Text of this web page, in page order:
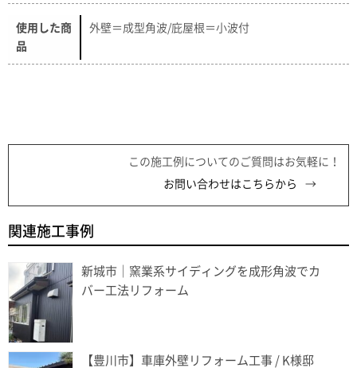
使用した商
品
外壁＝成型角波/庇屋根＝小波付
この施工例についてのご質問はお気軽に！
お問い合わせはこちらから
関連施工事例
新城市｜窯業系サイディングを成形角波でカ
バー工法リフォーム
【豊川市】車庫外壁リフォーム工事 / K様邸